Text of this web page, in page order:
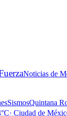
Noticias de
SismosQuintana
°C· Ciudad de